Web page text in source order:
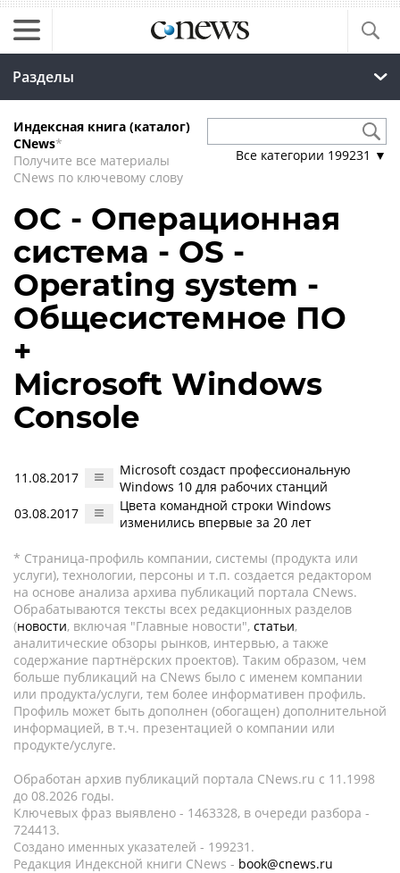
Разделы
Индексная книга (каталог)
CNews*
Получите все материалы
CNews по ключевому слову
Все категории 199231 ▼
ОС - Операционная
система - OS -
Operating system -
Общесистемное ПО
+
Microsoft Windows
Console
11.08.2017
Microsoft создаст профессиональную
Windows 10 для рабочих станций
03.08.2017
Цвета командной строки Windows
изменились впервые за 20 лет
* Страница-профиль компании, системы (продукта или
услуги), технологии, персоны и т.п. создается редактором
на основе анализа архива публикаций портала CNews.
Обрабатываются тексты всех редакционных разделов
(новости, включая "Главные новости", статьи,
аналитические обзоры рынков, интервью, а также
содержание партнёрских проектов). Таким образом, чем
больше публикаций на CNews было с именем компании
или продукта/услуги, тем более информативен профиль.
Профиль может быть дополнен (обогащен) дополнительной
информацией, в т.ч. презентацией о компании или
продукте/услуге.
Обработан архив публикаций портала CNews.ru c 11.1998
до 08.2026 годы.
Ключевых фраз выявлено - 1463328, в очереди разбора -
724413.
Создано именных указателей - 199231.
Редакция Индексной книги CNews - book@cnews.ru